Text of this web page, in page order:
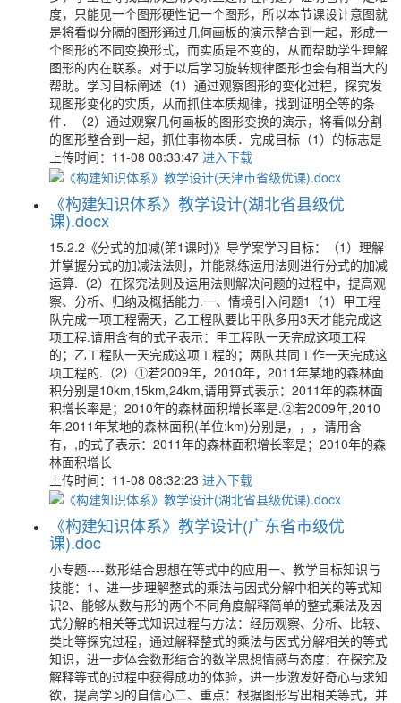
度，只能见一个图形硬性记一个图形，所以本节课设计意图就
是将看似分隔的图形通过几何画板的演示整合到一起，形成一
个图形的不同变换形式，而实质是不变的，从而帮助学生理解
图形的内在联系。对于以后学习旋转规律图形也会有相当大的
帮助。学习目标阐述（1）通过观察图形的变化过程，探究发
现图形变化的实质，从而抓住本质规律，找到证明全等的条
件．（2）通过观察几何画板的图形变换的演示，将看似分割
的图形整合到一起，抓住事物本质．完成目标（1）的标志是
上传时间：11-08 08:33:47 进入下载
《构建知识体系》教学设计(湖北省县级优
课).docx
15.2.2《分式的加减(第1课时)》导学案学习目标：（1）理解
并掌握分式的加减法法则，并能熟练运用法则进行分式的加减
运算.（2）在探究法则及运用法则解决问题的过程中，提高观
察、分析、归纳及概括能力.一、情境引入问题1（1）甲工程
队完成一项工程需天，乙工程队要比甲队多用3天才能完成这
项工程.请用含有的式子表示：甲工程队一天完成这项工程
的；乙工程队一天完成这项工程的；两队共同工作一天完成这
项工程的.（2）①若2009年，2010年，2011年某地的森林面
积分别是10km,15km,24km,请用算式表示：2011年的森林面
积增长率是；2010年的森林面积增长率是.②若2009年,2010
年,2011年某地的森林面积(单位:km)分别是，，，请用含
有，,的式子表示：2011年的森林面积增长率是；2010年的森
林面积增长
上传时间：11-08 08:32:23 进入下载
《构建知识体系》教学设计(广东省市级优
课).doc
小专题----数形结合思想在等式中的应用一、教学目标知识与
技能：1、进一步理解整式的乘法与因式分解中相关的等式知
识2、能够从数与形的两个不同角度解释简单的整式乘法及因
式分解的相关等式知识过程与方法：经历观察、分析、比较、
类比等探究过程，通过解释整式的乘法与因式分解相关的等式
知识，进一步体会数形结合的数学思想情感与态度：在探究及
解释等式的过程中获得成功的体验，进一步激发好奇心与求知
欲，提高学习的自信心二、重点：根据图形写出相关等式，并